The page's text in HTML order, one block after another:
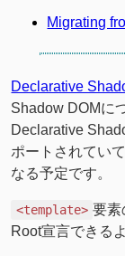
Migrating
Declarative
Shadow DOMに
Declarative
ポートされてい
なる予定です。
<template> 要素
Root宣言できる